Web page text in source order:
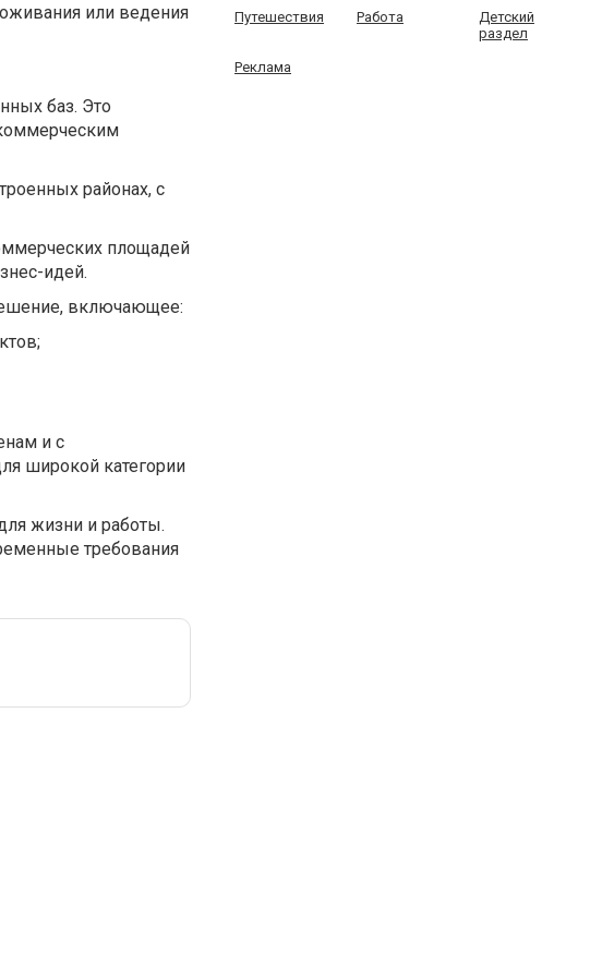
или ведения
баз. Это
районах, с
площадей
идей.
включающее:
и с
широкой категории
жизни и работы.
требования
Путешествия Работа
Детский
раздел
Реклама